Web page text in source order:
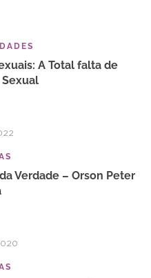
A Total falta de
Sexual
Verdade – Orson Peter